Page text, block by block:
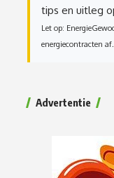
tips en uitleg
Let op:
energiecontracten af.
Advertentie